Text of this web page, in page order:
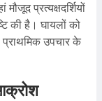
प्रत्यक्षदर्शियों
की है। घायलों को
प्राथमिक उपचार के